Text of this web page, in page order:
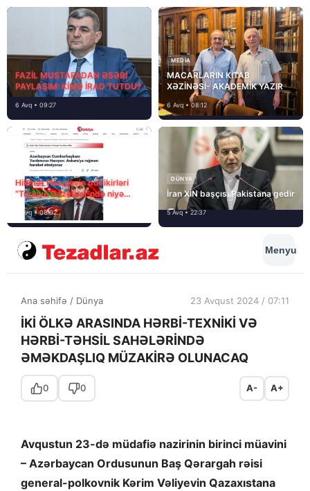
FAZİL MUSTAFADAN ƏSƏBİ
PAYLAŞIM: KİMƏ İRAD TUTDU?
6 Avq • 09:27
MEDİA
MACARLARIN KİTAB
XƏZİNƏSİ- AKADEMİK YAZIR
6 Avq • 08:12
Hikmət Hacıyevin bu fikirləri
“Türkiye Gazetesi”ndə niyə
təhrif edilib?
6 Avq • 08:02
DÜNYA
İran XİN başçısı Pakistana gedir
5 Avq • 22:37
Menyu
Ana səhifə / Dünya 23 Avqust 2024 / 07:11
İKİ ÖLKƏ ARASINDA HƏRBİ-TEXNİKİ VƏ
HƏRBİ-TƏHSİL SAHƏLƏRİNDƏ
ƏMƏKDAŞLIQ MÜZAKİRƏ OLUNACAQ
0 0 A- A+
Avqustun 23-də müdafiə nazirinin birinci müavini
– Azərbaycan Ordusunun Baş Qərargah rəisi
general-polkovnik Kərim Vəliyevin Qazaxıstana